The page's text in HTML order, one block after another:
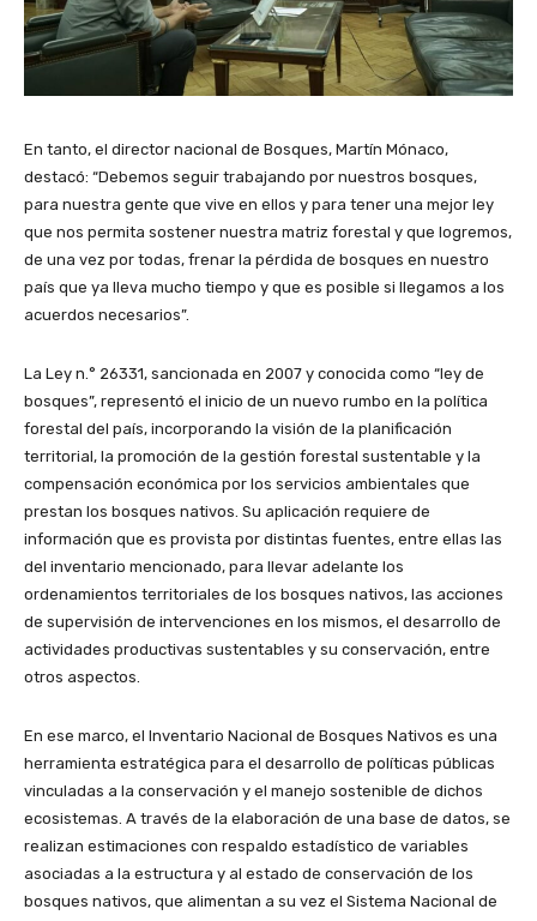
En tanto, el director nacional de Bosques, Martín Mónaco,
destacó: “Debemos seguir trabajando por nuestros bosques,
para nuestra gente que vive en ellos y para tener una mejor ley
que nos permita sostener nuestra matriz forestal y que logremos,
de una vez por todas, frenar la pérdida de bosques en nuestro
país que ya lleva mucho tiempo y que es posible si llegamos a los
acuerdos necesarios”.
La Ley n.° 26331, sancionada en 2007 y conocida como “ley de
bosques”, representó el inicio de un nuevo rumbo en la política
forestal del país, incorporando la visión de la planificación
territorial, la promoción de la gestión forestal sustentable y la
compensación económica por los servicios ambientales que
prestan los bosques nativos. Su aplicación requiere de
información que es provista por distintas fuentes, entre ellas las
del inventario mencionado, para llevar adelante los
ordenamientos territoriales de los bosques nativos, las acciones
de supervisión de intervenciones en los mismos, el desarrollo de
actividades productivas sustentables y su conservación, entre
otros aspectos.
En ese marco, el Inventario Nacional de Bosques Nativos es una
herramienta estratégica para el desarrollo de políticas públicas
vinculadas a la conservación y el manejo sostenible de dichos
ecosistemas. A través de la elaboración de una base de datos, se
realizan estimaciones con respaldo estadístico de variables
asociadas a la estructura y al estado de conservación de los
bosques nativos, que alimentan a su vez el Sistema Nacional de